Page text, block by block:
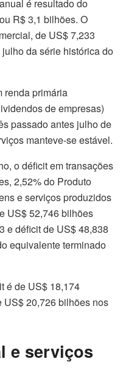
é resultado do
R$ 3,1 bilhões. O
de US$ 7,233
da série histórica do
renda primária
de empresas)
passado antes julho de
manteve-se estável.
o déficit em transações
2,52% do Produto
e serviços produzidos
US$ 52,746 bilhões
e déficit de US$ 48,838
equivalente terminado
é de US$ 18,174
20,726 bilhões nos
e serviços